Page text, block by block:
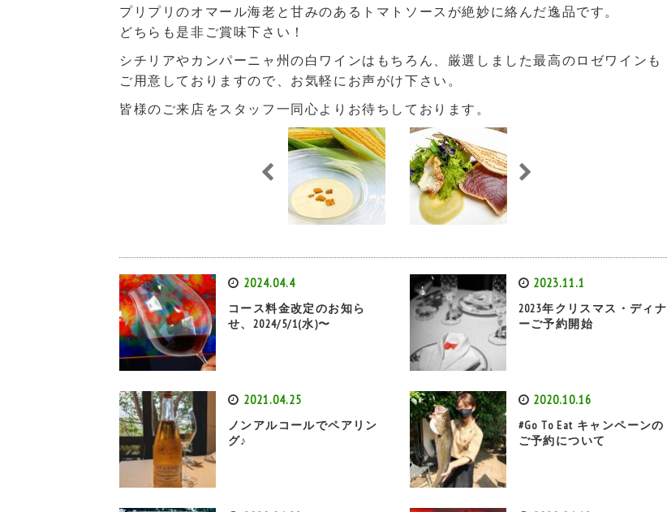
プリプリのオマール海老と甘みのあるトマトソースが絶妙に絡んだ逸品です。
どちらも是非ご賞味下さい！
シチリアやカンパーニャ州の白ワインはもちろん、厳選しました最高のロゼワインも
ご用意しておりますので、お気軽にお声がけ下さい。
皆様のご来店をスタッフ一同心よりお待ちしております。
2024.04.4
コース料金改定のお知ら
せ、2024/5/1(水)〜
2023.11.1
2023年クリスマス・ディナ
ーご予約開始
2021.04.25
ノンアルコールでペアリン
グ♪
2020.10.16
#Go To Eat キャンペーンの
ご予約について